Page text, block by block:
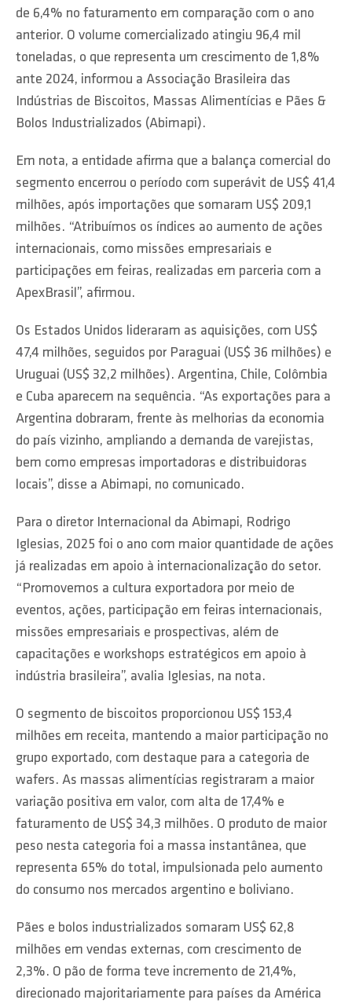
de 6,4% no faturamento em comparação com o ano
anterior. O volume comercializado atingiu 96,4 mil
toneladas, o que representa um crescimento de 1,8%
ante 2024, informou a Associação Brasileira das
Indústrias de Biscoitos, Massas Alimentícias e Pães &
Bolos Industrializados (Abimapi).
Em nota, a entidade afirma que a balança comercial do
segmento encerrou o período com superávit de US$ 41,4
milhões, após importações que somaram US$ 209,1
milhões. “Atribuímos os índices ao aumento de ações
internacionais, como missões empresariais e
participações em feiras, realizadas em parceria com a
ApexBrasil”, afirmou.
Os Estados Unidos lideraram as aquisições, com US$
47,4 milhões, seguidos por Paraguai (US$ 36 milhões) e
Uruguai (US$ 32,2 milhões). Argentina, Chile, Colômbia
e Cuba aparecem na sequência. “As exportações para a
Argentina dobraram, frente às melhorias da economia
do país vizinho, ampliando a demanda de varejistas,
bem como empresas importadoras e distribuidoras
locais”, disse a Abimapi, no comunicado.
Para o diretor Internacional da Abimapi, Rodrigo
Iglesias, 2025 foi o ano com maior quantidade de ações
já realizadas em apoio à internacionalização do setor.
“Promovemos a cultura exportadora por meio de
eventos, ações, participação em feiras internacionais,
missões empresariais e prospectivas, além de
capacitações e workshops estratégicos em apoio à
indústria brasileira”, avalia Iglesias, na nota.
O segmento de biscoitos proporcionou US$ 153,4
milhões em receita, mantendo a maior participação no
grupo exportado, com destaque para a categoria de
wafers. As massas alimentícias registraram a maior
variação positiva em valor, com alta de 17,4% e
faturamento de US$ 34,3 milhões. O produto de maior
peso nesta categoria foi a massa instantânea, que
representa 65% do total, impulsionada pelo aumento
do consumo nos mercados argentino e boliviano.
Pães e bolos industrializados somaram US$ 62,8
milhões em vendas externas, com crescimento de
2,3%. O pão de forma teve incremento de 21,4%,
direcionado majoritariamente para países da América